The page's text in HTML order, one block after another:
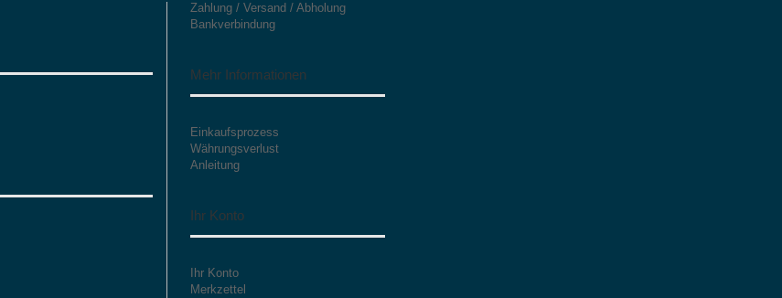
Zahlung / Versand / Abholung
Bankverbindung
Mehr Informationen
Einkaufsprozess
Währungsverlust
Anleitung
Ihr Konto
Ihr Konto
Merkzettel